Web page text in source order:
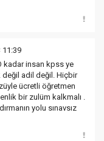
kadar insan kpss ye
değil adil değil. Hiçbir
ücretli öğretmen
bir zulüm kalkmalı .
yolu sınavsız